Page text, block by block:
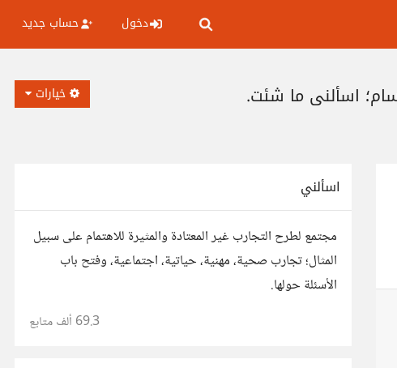
دخول حساب جديد
اسألني ما شئت. خيارات
اسألني
مجتمع لطرح التجارب غير المعتادة والمثيرة للاهتمام على سبيل
المثال؛ تجارب صحية، مهنية، حياتية، اجتماعية، وفتح باب
الأسئلة حولها.
69.3 ألف متابع